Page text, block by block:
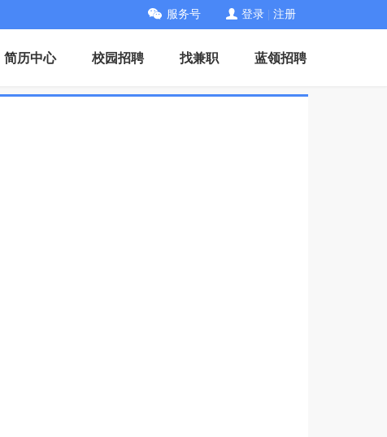
服务号 登录 注册
简历中心 校园招聘 找兼职 蓝领招聘